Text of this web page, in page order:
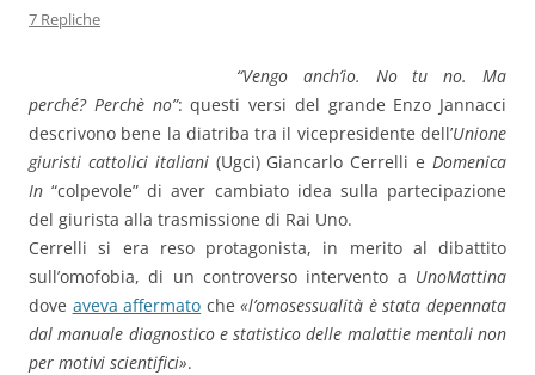
7 Repliche
“Vengo anch’io. No tu no. Ma
perché? Perchè no”: questi versi del grande Enzo Jannacci
descrivono bene la diatriba tra il vicepresidente dell’Unione
giuristi cattolici italiani(Ugci) Giancarlo Cerrelli eDomenica
In “colpevole” di aver cambiato idea sulla partecipazione
del giurista alla trasmissione di Rai Uno.
Cerrelli si era reso protagonista, in merito al dibattito
sull’omofobia, di un controverso intervento a UnoMattina
dove aveva affermato che«l’omosessualità è stata depennata
dal manuale diagnostico e statistico delle malattie mentali non
per motivi scientifici».